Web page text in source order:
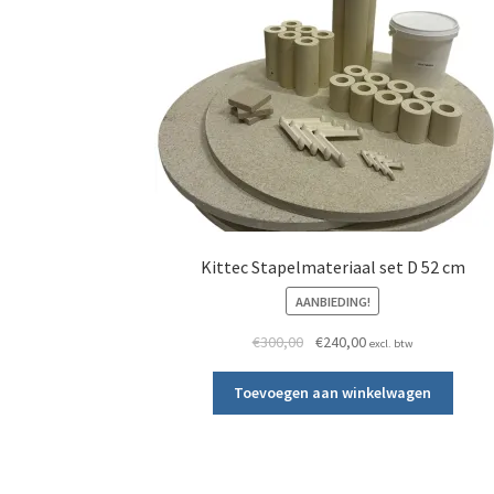
Kittec Stapelmateriaal set D 52 cm
AANBIEDING!
€300,00 Oorspronkelijke prijs was:
€240,00Huidige prijs is:
excl. btw
Toevoegen aan winkelwagen